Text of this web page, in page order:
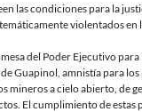
las condiciones para la
violentados en
del Poder Ejecutivo para
Guapinol, amnistía para
mineros a cielo abierto, de
El cumplimiento de estas